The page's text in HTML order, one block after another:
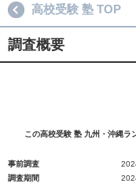
高校受験 塾 TOP
調査概要
この高校受験 塾 九州・沖縄ラ
事前調査
調査期間